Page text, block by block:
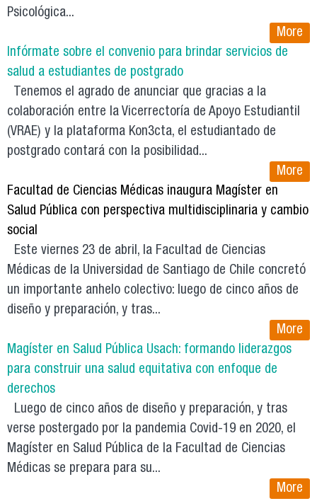
Psicológica...
More
Infórmate sobre el convenio para brindar servicios de
salud a estudiantes de postgrado
Tenemos el agrado de anunciar que gracias a la
colaboración entre la Vicerrectoría de Apoyo Estudiantil
(VRAE) y la plataforma Kon3cta, el estudiantado de
postgrado contará con la posibilidad...
More
Facultad de Ciencias Médicas inaugura Magíster en
Salud Pública con perspectiva multidisciplinaria y cambio
social
Este viernes 23 de abril, la Facultad de Ciencias
Médicas de la Universidad de Santiago de Chile concretó
un importante anhelo colectivo: luego de cinco años de
diseño y preparación, y tras...
More
Magíster en Salud Pública Usach: formando liderazgos
para construir una salud equitativa con enfoque de
derechos
Luego de cinco años de diseño y preparación, y tras
verse postergado por la pandemia Covid-19 en 2020, el
Magíster en Salud Pública de la Facultad de Ciencias
Médicas se prepara para su...
More